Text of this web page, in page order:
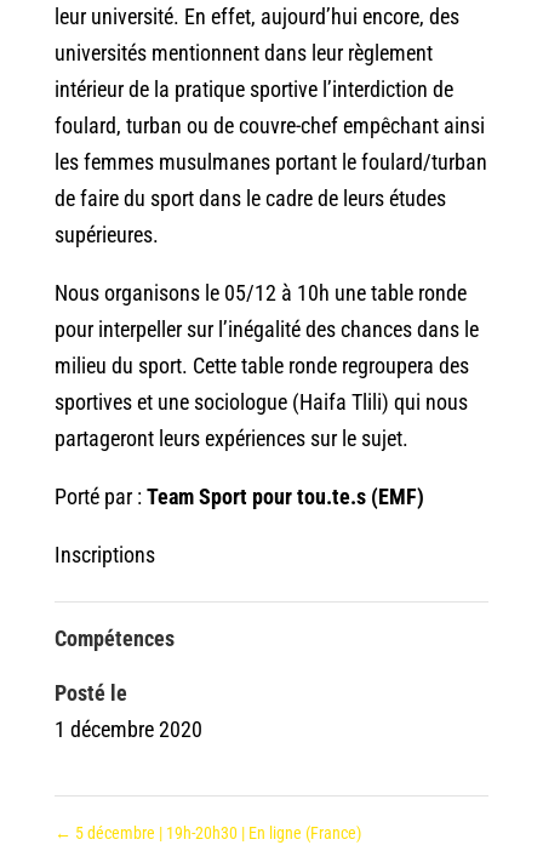
leur université. En effet, aujourd’hui encore, des
universités mentionnent dans leur règlement
intérieur de la pratique sportive l’interdiction de
foulard, turban ou de couvre-chef empêchant ainsi
les femmes musulmanes portant le foulard/turban
de faire du sport dans le cadre de leurs études
supérieures.
Nous organisons le 05/12 à 10h une table ronde
pour interpeller sur l’inégalité des chances dans le
milieu du sport. Cette table ronde regroupera des
sportives et une sociologue (Haifa Tlili) qui nous
partageront leurs expériences sur le sujet.
Porté par :Team Sport pour tou.te.s (EMF)
Inscriptions
Compétences
Posté le
1 décembre 2020
← 5 décembre | 19h-20h30 | En ligne (France)